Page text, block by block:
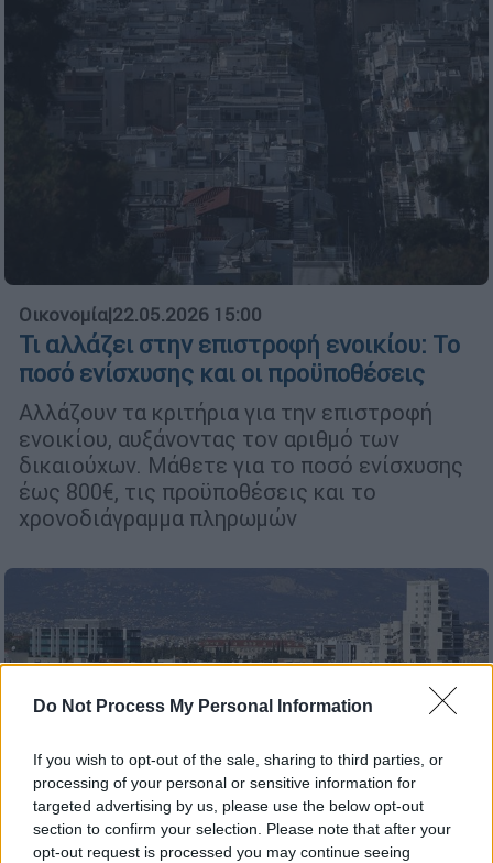
Do Not Process My Personal Information
If you wish to opt-out of the sale, sharing to third parties, or
processing of your personal or sensitive information for
targeted advertising by us, please use the below opt-out
section to confirm your selection. Please note that after your
opt-out request is processed you may continue seeing
Οικονομία|22.05.2026 15:00
Τι αλλάζει στην επιστροφή ενοικίου: Το
ποσό ενίσχυσης και οι προϋποθέσεις
Αλλάζουν τα κριτήρια για την επιστροφή
ενοικίου, αυξάνοντας τον αριθμό των
δικαιούχων. Μάθετε για το ποσό ενίσχυσης
έως 800€, τις προϋποθέσεις και το
χρονοδιάγραμμα πληρωμών